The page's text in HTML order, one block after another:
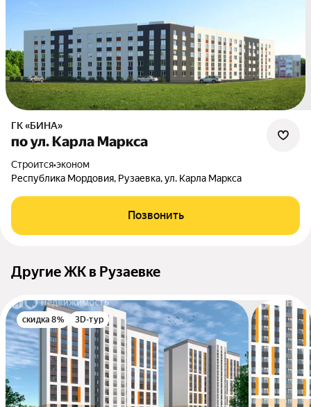
ГК «БИНА»
по ул. Карла Маркса
Строится•эконом
Республика Мордовия, Рузаевка, ул. Карла Маркса
Позвонить
Другие ЖК в Рузаевке
скидка 8% 3D-тур